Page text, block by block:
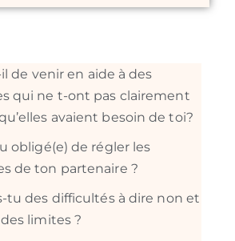
de venir en aide à des
qui ne t-ont pas clairement
avaient besoin de toi?
obligé(e) de régler les
de ton partenaire ?
tu des difficultés à dire non et
limites ?